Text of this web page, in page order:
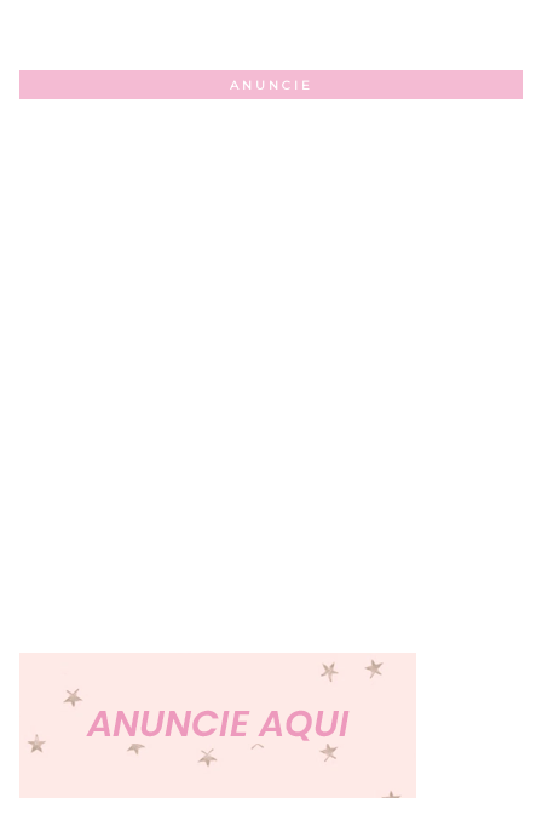
ANUNCIE